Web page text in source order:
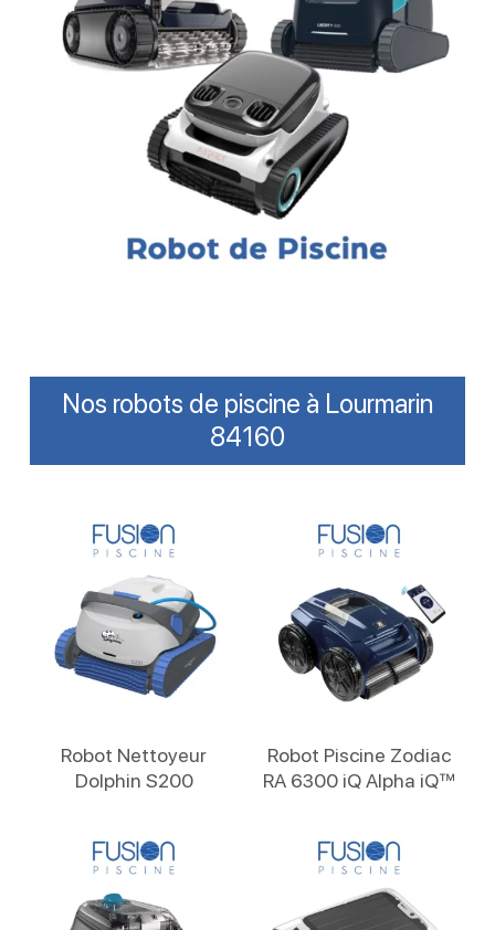
Nos robots de piscine à Lourmarin
84160
Robot Nettoyeur
Dolphin S200
Robot Piscine Zodiac
RA 6300 iQ Alpha iQ™